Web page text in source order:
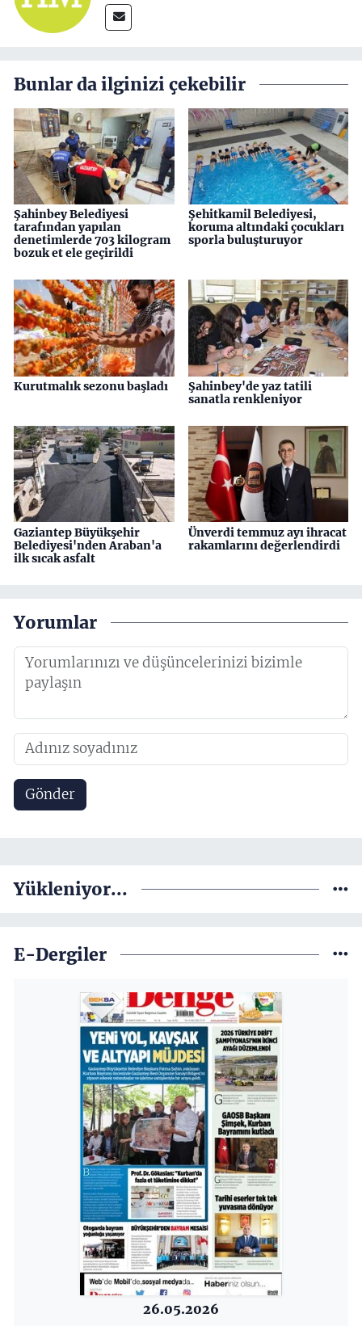
Bunlar da ilginizi çekebilir
Şahinbey Belediyesi
tarafından yapılan
denetimlerde 703 kilogram
bozuk et ele geçirildi
Şehitkamil Belediyesi,
koruma altındaki çocukları
sporla buluşturuyor
Kurutmalık sezonu başladı
Şahinbey'de yaz tatili
sanatla renkleniyor
Gaziantep Büyükşehir
Belediyesi'nden Araban'a
ilk sıcak asfalt
Ünverdi temmuz ayı ihracat
rakamlarını değerlendirdi
Yorumlar
Gönder
Yükleniyor...
E-Dergiler
26.05.2026